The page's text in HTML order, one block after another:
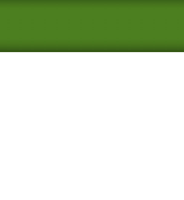
配信を登録す